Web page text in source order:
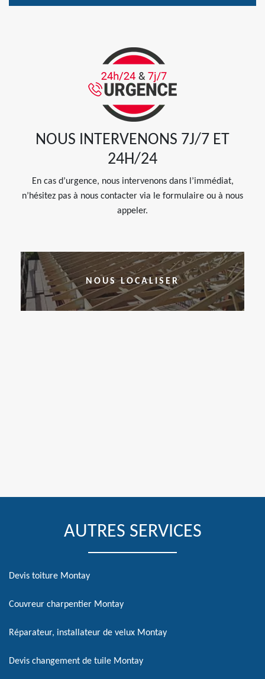
NOUS INTERVENONS 7J/7 ET
24H/24
En cas d’urgence, nous intervenons dans l’immédiat,
n’hésitez pas à nous contacter via le formulaire ou à nous
appeler.
NOUS LOCALISER
AUTRES SERVICES
Devis toiture Montay
Couvreur charpentier Montay
Réparateur, installateur de velux Montay
Devis changement de tuile Montay